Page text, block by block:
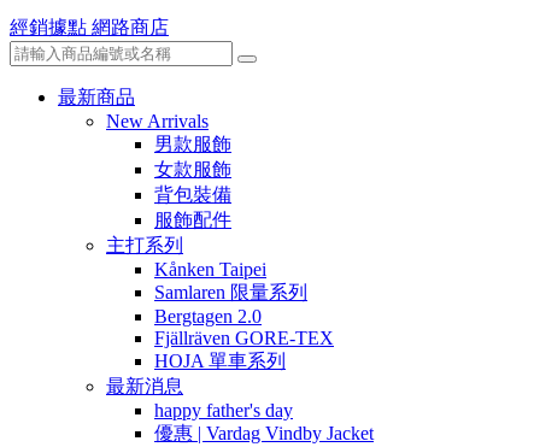
經銷據點 網路商店
最新商品
New Arrivals
男款服飾
女款服飾
背包裝備
服飾配件
主打系列
Kånken Taipei
Samlaren 限量系列
Bergtagen 2.0
Fjällräven GORE-TEX
HOJA 單車系列
最新消息
happy father's day
優惠 | Vardag Vindby Jacket